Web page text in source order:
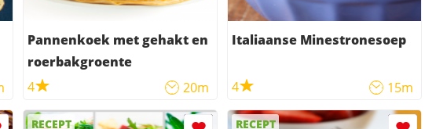
Pannenkoek met gehakt en
roerbakgroente
4
20m
Italiaanse Minestronesoep
4 15m
RECEPT RECEPT